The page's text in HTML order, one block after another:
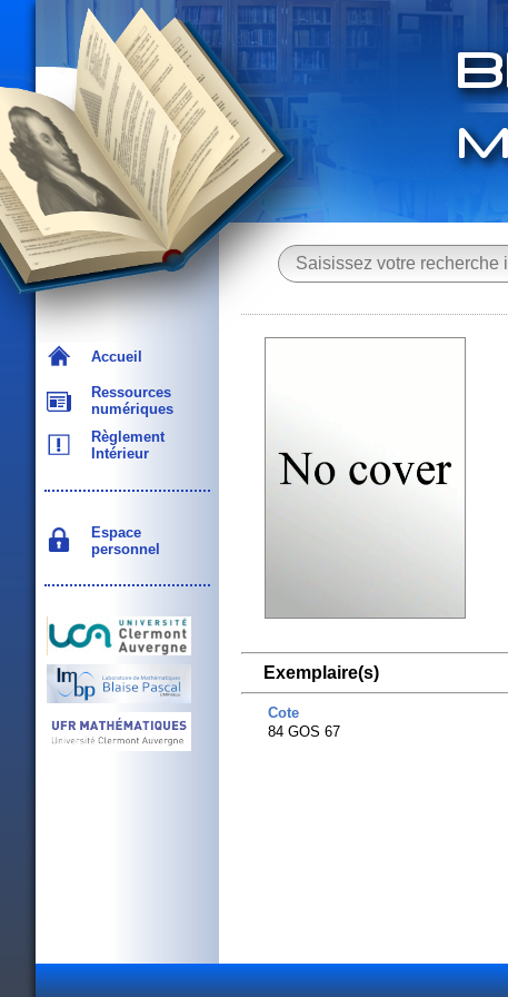
Accueil
Ressources
numériques
Règlement
Intérieur
Espace
personnel
Exemplaire(s)
Cote
84 GOS 67